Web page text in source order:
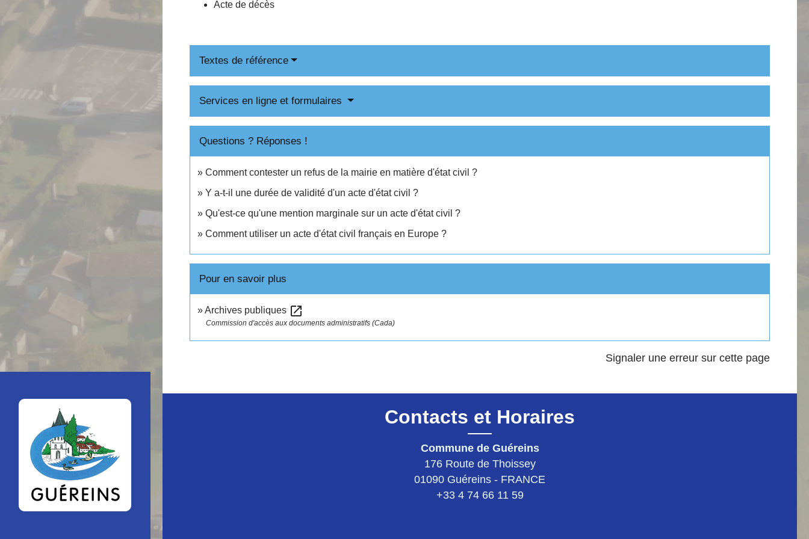
Acte de décès
Textes de référence
Services en ligne et formulaires
Questions ? Réponses !
Comment contester un refus de la mairie en matière d'état civil ?
Y a-t-il une durée de validité d'un acte d'état civil ?
Qu'est-ce qu'une mention marginale sur un acte d'état civil ?
Comment utiliser un acte d'état civil français en Europe ?
Pour en savoir plus
Archives publiques open_in_new
Commission d'accès aux documents administratifs (Cada)
Signaler une erreur sur cette page
Contacts et Horaires
Commune de Guéreins
176 Route de Thoissey
01090 Guéreins - FRANCE
+33 4 74 66 11 59